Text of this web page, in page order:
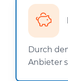
Durch
Anbieter